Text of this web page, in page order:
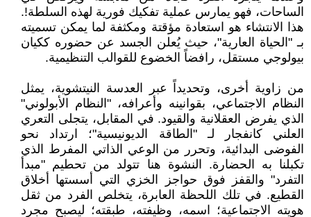
الساحات، فهو يمارس عملية تفكيك فورية لهذه السلطة!.
هذا الانتشاء هو استعادة مؤقتة ومكثفة لما يمكن تسميته
بـ "الحياة العارية"، حيث يُعلن الجسد عن حضوره ككيان
بيولوجي مستقل، رافضاً الخضوع للقوالب التنظيمية.
من زاوية أخرى، وتحديداً عبر العدسة النيتشوية، يمثل
النظام الاجتماعي، بقوانينه وأعرافه، "النظام الأبولوني"
الذي يفرض العقلانية والقيود. في المقابل، يتجلى التعري
العلني كانفجار لـ "الطاقة الديونيسية"؛ ارتداد نحو
الفوضى البدائية، وتحرر من الوعي الذاتي المفرط الذي
تكبلنا به الحضارة. النشوة هنا تتولد من تحطيم "مبدأ
التفرد" والقفز فوق حواجز الخزي التي أسستها أخلاق
القطيع. في تلك اللحظة العابرة، يتخلص الفرد من ثقل
هويته الاجتماعية؛ اسمه، وظيفته، طبقته؛ ليصبح مجرد